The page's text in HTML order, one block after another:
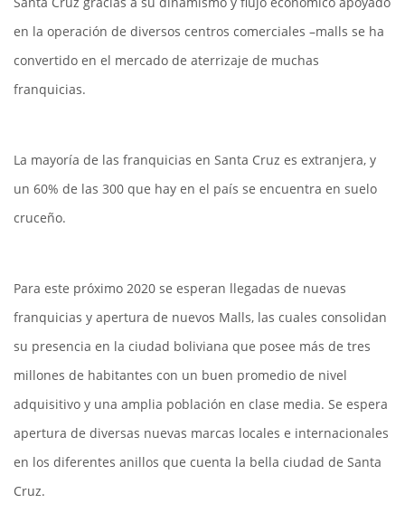
en la operación de diversos centros comerciales –malls se ha
convertido en el mercado de aterrizaje de muchas
franquicias.
La mayoría de las franquicias en Santa Cruz es extranjera, y
un 60% de las 300 que hay en el país se encuentra en suelo
cruceño.
Para este próximo 2020 se esperan llegadas de nuevas
franquicias y apertura de nuevos Malls, las cuales consolidan
su presencia en la ciudad boliviana que posee más de tres
millones de habitantes con un buen promedio de nivel
adquisitivo y una amplia población en clase media. Se espera
apertura de diversas nuevas marcas locales e internacionales
en los diferentes anillos que cuenta la bella ciudad de Santa
Cruz.